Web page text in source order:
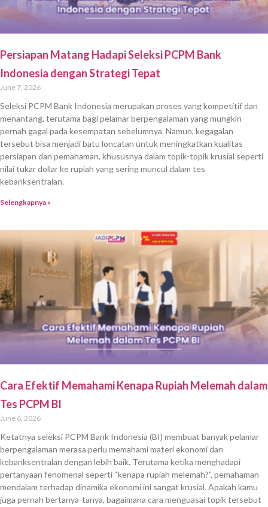
Persiapan Matang Hadapi Seleksi PCPM Bank
Indonesia dengan Strategi Tepat
June 7, 2026
Seleksi PCPM Bank Indonesia merupakan proses yang kompetitif dan
menantang, terutama bagi pelamar berpengalaman yang mungkin
pernah gagal pada kesempatan sebelumnya. Namun, kegagalan
tersebut bisa menjadi batu loncatan untuk meningkatkan kualitas
persiapan dan pemahaman, khususnya dalam topik-topik krusial seperti
nilai tukar dollar ke rupiah yang sering muncul dalam tes
kebanksentralan.
Selengkapnya »
Cara Efektif Memahami Kenapa Rupiah Melemah dalam
Tes PCPM BI
June 6, 2026
Ketatnya seleksi PCPM Bank Indonesia (BI) membuat banyak pelamar
berpengalaman merasa perlu memahami materi ekonomi dan
kebanksentralan dengan lebih baik. Terutama ketika menghadapi
pertanyaan fenomenal seperti “kenapa rupiah melemah?”, pemahaman
mendalam terhadap dinamika ekonomi ini sangat krusial. Apakah kamu
juga pernah bertanya-tanya, bagaimana cara menguasai topik tersebut